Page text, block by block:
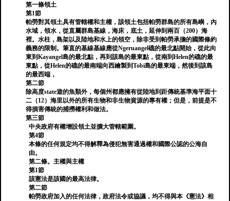
第一條領土
第1節
帕勞對其領土具有管轄權和主權，該領土包括帕勞群島的所有島嶼，內
水域，領水，從直屬群島基線，海床，底土，延伸到兩百（200）海
裡。水柱，島架以及陸地和水上的領空，除非受到帕勞承擔的國際條約
義務的限制。筆直的基線基線應從Ngeruangel礁的最北點開始，從此向
東到Kayangel島的最北點，再到該島的最東點，從南到Helen的礁的最
東點，從Helen的礁的最南端向西繪製到Tobi島的最東端，然後到該島
的最西端，
第二節
除高度state遊的魚類外，每個州都應擁有從陸地到距傳統基準海平面十
二（12）海里以外的所有生物和非生物資源的專有權；但是，前提是不
得損害傳統的捕撈權利和做法。
第三節
中央政府有權增設領土並擴大管轄範圍。
第4節
本條的任何規定均不得解釋為侵犯無害通過權和國際公認的公海自
由。
第二條。主權與主權
第1節
該憲法是該國的最高法律。
第二節
帕勞政府加入的任何法律，政府法令或協議，均不得與本《憲法》相